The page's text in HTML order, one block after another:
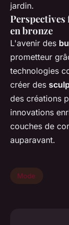
jardin.
Perspectives
en bronze
L'avenir des
prometteur
technologies
créer des
des créations
innovations
couches de
auparavant.
Mode